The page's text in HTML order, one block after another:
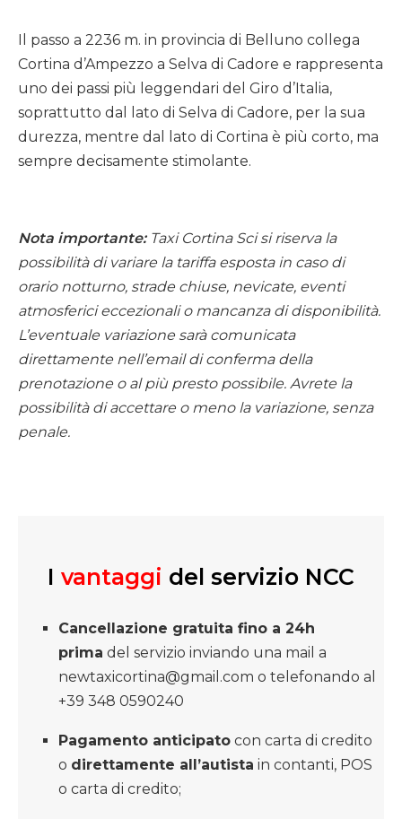
Il passo a 2236 m. in provincia di Belluno collega
Cortina d’Ampezzo a Selva di Cadore e rappresenta
uno dei passi più leggendari del Giro d’Italia,
soprattutto dal lato di Selva di Cadore, per la sua
durezza, mentre dal lato di Cortina è più corto, ma
sempre decisamente stimolante.
Nota importante:Taxi Cortina Sci si riserva la
possibilità di variare la tariffa esposta in caso di
orario notturno, strade chiuse, nevicate, eventi
atmosferici eccezionali o mancanza di disponibilità.
L’eventuale variazione sarà comunicata
direttamente nell’email di conferma della
prenotazione o al più presto possibile. Avrete la
possibilità di accettare o meno la variazione, senza
penale.
I vantaggi del servizio NCC
Cancellazione gratuita fino a 24h
prima del servizio inviando una mail a
newtaxicortina@gmail.com o telefonando al
+39 348 0590240
Pagamento anticipato con carta di credito
o direttamente all’autista in contanti, POS
o carta di credito;